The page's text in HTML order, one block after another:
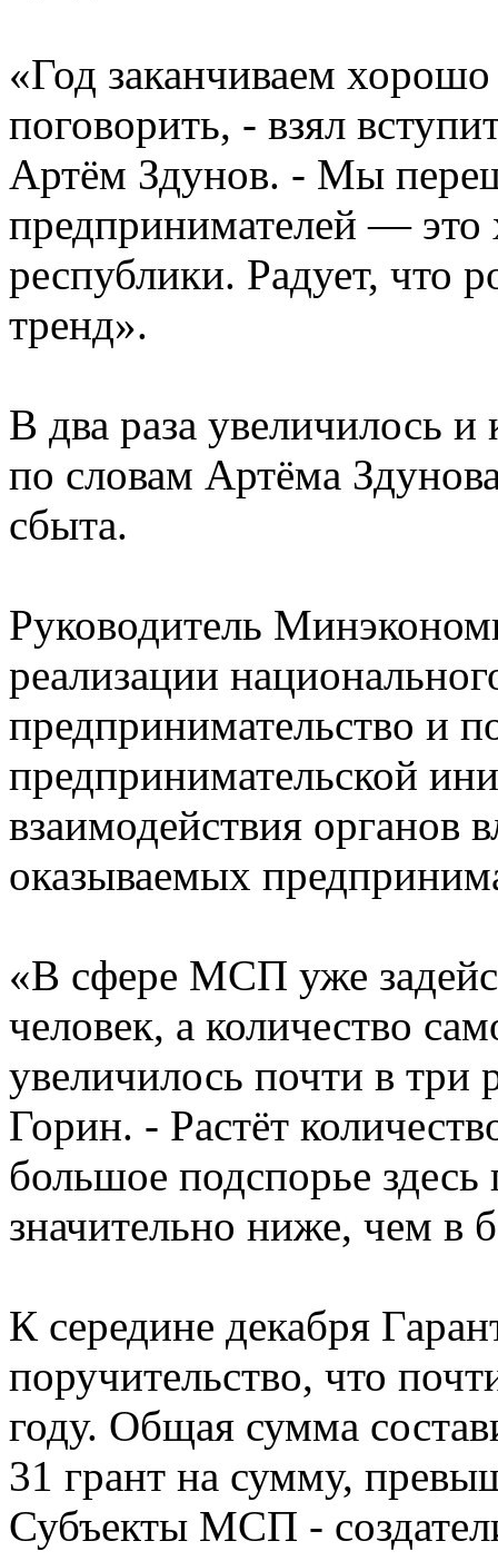
«Год заканчиваем
поговорить, - взял
Артём Здунов. - Мы
предпринимателей — это
республики. Радует, что
тренд».
В два раза увеличилось и
по словам Артёма
сбыта.
Руководитель
реализации
предпринимательство и
предпринимательской
взаимодействия органов
оказываемых
«В сфере МСП уже
человек, а количество
увеличилось почти в три
Горин. - Растёт
большое подспорье здесь
значительно ниже, чем в
К середине декабря
поручительство, что
году. Общая сумма
31 грант на сумму,
Субъекты МСП -